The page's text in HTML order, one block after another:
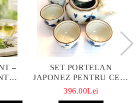
–
SET PORTELAN
JAPONEZ PENTRU CEAI
HANAKO, CEAINIC SI 4
396.00Lei